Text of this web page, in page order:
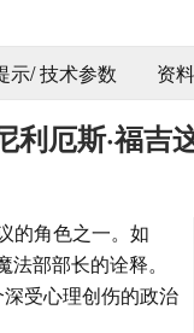
示/ 技术参数 资
利厄斯·福
的角色之一。如
部部长的诠释。
受心理创伤的政治